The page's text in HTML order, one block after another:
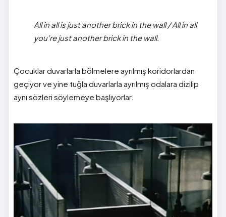
All in all is just another brick in the wall / All in all
you’re just another brick in the wall.
Çocuklar duvarlarla bölmelere ayrılmış koridorlardan
geçiyor ve yine tuğla duvarlarla ayrılmış odalara dizilip
aynı sözleri söylemeye başlıyorlar.